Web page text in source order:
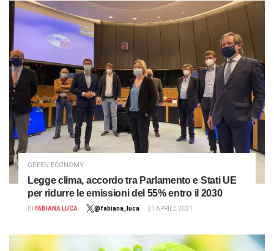
GREEN ECONOMY
Legge clima, accordo tra Parlamento e Stati UE
per ridurre le emissioni del 55% entro il 2030
DI FABIANA LUCA @fabiana_luca 21 APRILE 2021